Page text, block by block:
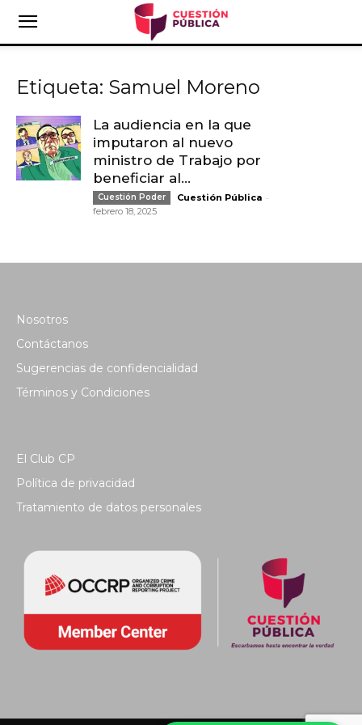
Etiqueta: Samuel Moreno
La audiencia en la que
imputaron al nuevo
ministro de Trabajo por
beneficiar al...
Cuestión Poder Cuestión Pública -
febrero 18, 2025
Nosotros
Contáctanos
Sugerencias de confidencialidad
Términos y Condiciones
El Club CP
Política de privacidad
Tratamiento de datos personales